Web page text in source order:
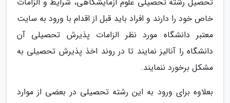
خاص خود را دارند و افراد باید قبل از اقدام با ورود به سایت
معتبر دانشگاه مورد نظر الزامات پذیرش تحصیلی آن
دانشگاه را آنالیز نمایند تا در روند اخذ پذیرش تحصیلی به
مشکل برخورد ننمایند.
بعلاوه برای ورود به این رشته تحصیلی در بعضی از موارد